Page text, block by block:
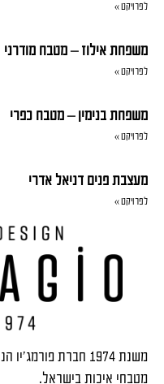
לפרויקט »
משפחת אילוז – מטבח מודרני
לפרויקט »
משפחת בנימין – מטבח כפרי
לפרויקט »
מעצבת פנים דניאל אדרי
לפרויקט »
משנת 1974 חברת
מטבחי איכות בישראל.